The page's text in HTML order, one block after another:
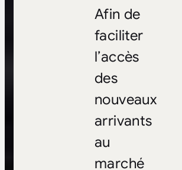
Afin de
faciliter
l’accès
des
nouveaux
arrivants
au
marché